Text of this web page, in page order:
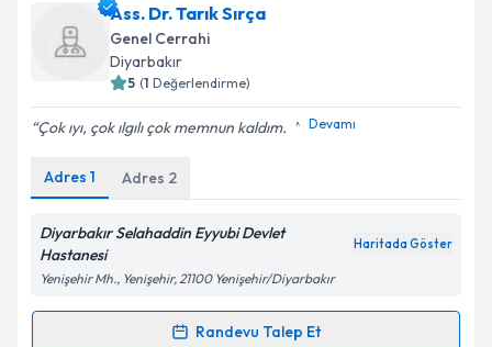
Uzm. Dr. Zeki Ayhan Karahan
talebi oluşturun. Size bu uzmandan randevu almanız
için bir takvim hazırlandığında e-posta ile
bilgilendireceğiz.
E-posta Adresiniz
Kişisel verilerimin işlenmesine ilişkin
Metni
'ni okudum ve kişisel verilerimin belirtilen
kapsamda işlenmesini kabul ediyorum.
Takvim Talebini Gönder
Ass. Dr. Tarık Sırça
Genel Cerrahi
Diyarbakır
5 (1 Değerlendirme)
Çok ıyı, çok ılgılı çok memnun kaldım. ️ Devamı
Adres 1 Adres 2
Diyarbakır Selahaddin Eyyubi Devlet
Hastanesi
Haritada Göster
Yenişehir Mh., Yenişehir, 21100 Yenişehir/Diyarbakır
Randevu Talep Et